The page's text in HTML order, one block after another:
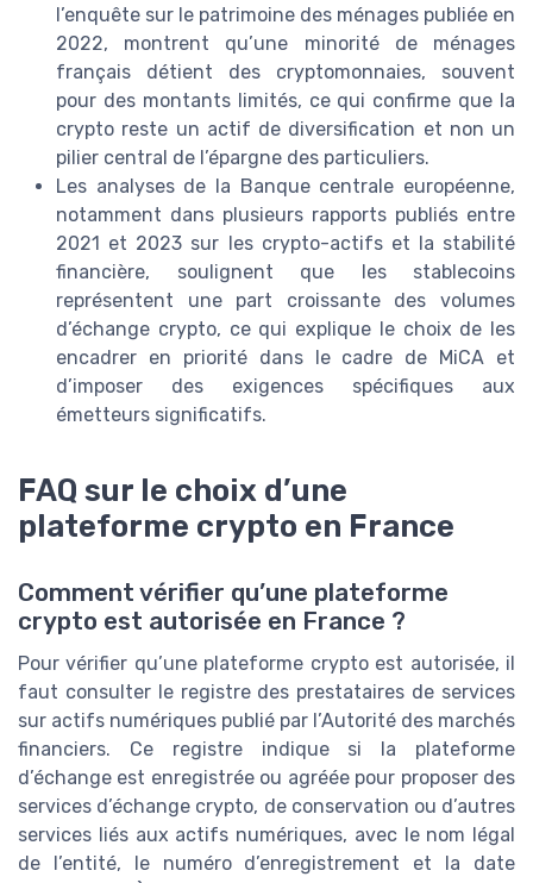
l’enquête sur le patrimoine des ménages publiée en
2022, montrent qu’une minorité de ménages
français détient des cryptomonnaies, souvent
pour des montants limités, ce qui confirme que la
crypto reste un actif de diversification et non un
pilier central de l’épargne des particuliers.
Les analyses de la Banque centrale européenne,
notamment dans plusieurs rapports publiés entre
2021 et 2023 sur les crypto-actifs et la stabilité
financière, soulignent que les stablecoins
représentent une part croissante des volumes
d’échange crypto, ce qui explique le choix de les
encadrer en priorité dans le cadre de MiCA et
d’imposer des exigences spécifiques aux
émetteurs significatifs.
FAQ sur le choix d’une
plateforme crypto en France
Comment vérifier qu’une plateforme
crypto est autorisée en France ?
Pour vérifier qu’une plateforme crypto est autorisée, il
faut consulter le registre des prestataires de services
sur actifs numériques publié par l’Autorité des marchés
financiers. Ce registre indique si la plateforme
d’échange est enregistrée ou agréée pour proposer des
services d’échange crypto, de conservation ou d’autres
services liés aux actifs numériques, avec le nom légal
de l’entité, le numéro d’enregistrement et la date